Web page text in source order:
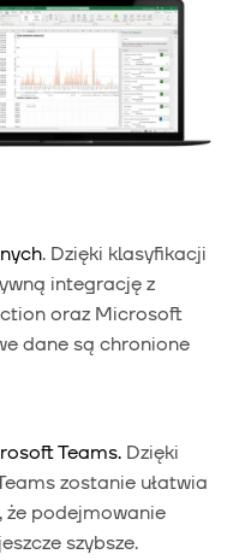
. Dzięki klasyfikacji
integrację z
oraz Microsoft
dane są chronione
Teams. Dzięki
zostanie ułatwia
że podejmowanie
szybsze.